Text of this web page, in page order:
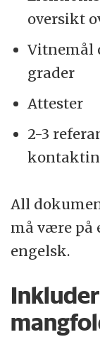
oversikt
Vitnemål
grader
Attester
2-3
All
må være på
engelsk.